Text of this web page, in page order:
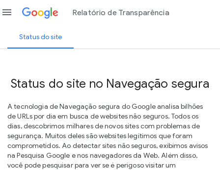
menu Relatório de Transparência
Status do site
Status do site no Navegação segura
A tecnologia de Navegação segura do Google analisa bilhões
de URLs por dia em busca de websites não seguros. Todos os
dias, descobrimos milhares de novos sites com problemas de
segurança. Muitos deles são websites legítimos que foram
comprometidos. Ao detectar sites não seguros, exibimos avisos
na Pesquisa Google e nos navegadores da Web. Além disso,
você pode pesquisar para ver se é perigoso visitar um